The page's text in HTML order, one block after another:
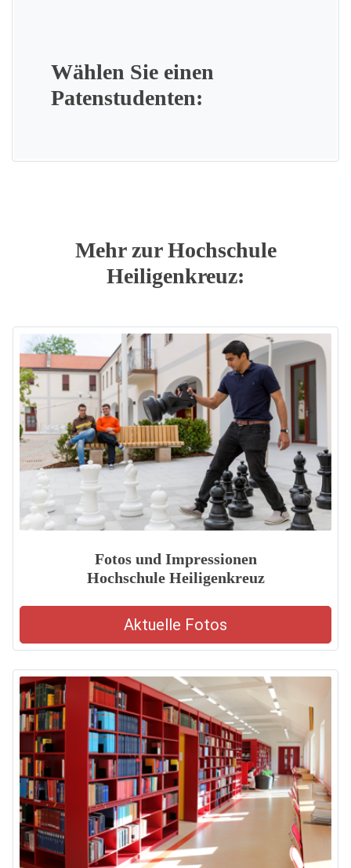
Wählen Sie einen
Patenstudenten:
Mehr zur Hochschule
Heiligenkreuz:
Fotos und Impressionen
Hochschule Heiligenkreuz
Aktuelle Fotos